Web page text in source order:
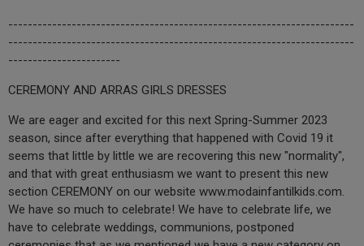
-----------------------------------------------------------------------
-----------------------------------------------------------------------
-----------------------
CEREMONY AND ARRAS GIRLS DRESSES
We are eager and excited for this next Spring-Summer 2023
season, since after everything that happened with Covid 19 it
seems that little by little we are recovering this new "normality",
and that with great enthusiasm we want to present this new
section CEREMONY on our website www.modainfantilkids.com.
We have so much to celebrate! We have to celebrate life, we
have to celebrate weddings, communions, postponed